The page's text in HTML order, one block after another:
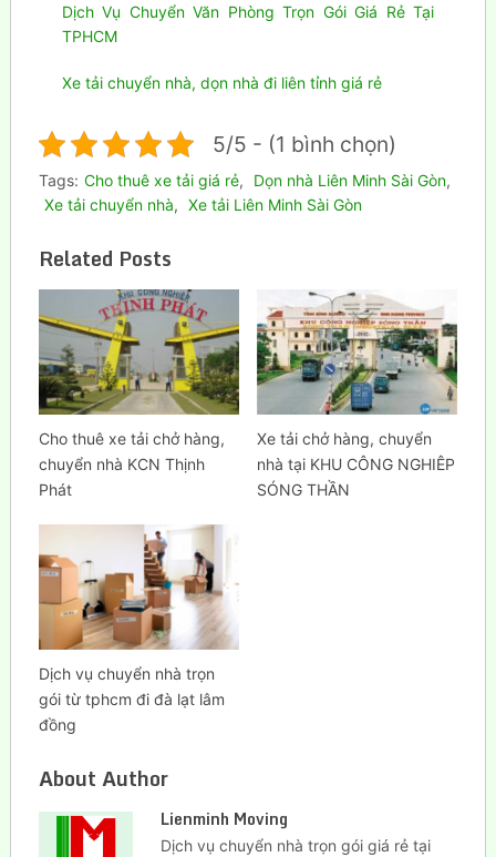
Dịch Vụ Chuyển Văn Phòng Trọn Gói Giá Rẻ Tại
TPHCM
Xe tải chuyển nhà, dọn nhà đi liên tỉnh giá rẻ
5/5 - (1 bình chọn)
Tags: Cho thuê xe tải giá rẻ, Dọn nhà Liên Minh Sài Gòn,
Xe tải chuyển nhà, Xe tải Liên Minh Sài Gòn
Related Posts
Cho thuê xe tải chở hàng,
chuyển nhà KCN Thịnh
Phát
Xe tải chở hàng, chuyển
nhà tại KHU CÔNG NGHIÊP
SÓNG THẦN
Dịch vụ chuyển nhà trọn
gói từ tphcm đi đà lạt lâm
đồng
About Author
Lienminh Moving
Dịch vụ chuyển nhà trọn gói giá rẻ tại